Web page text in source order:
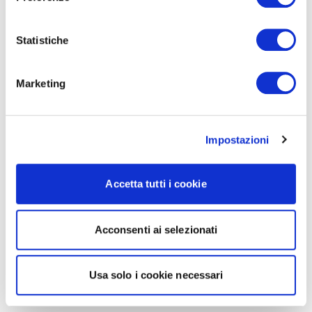
Statistiche
Marketing
Impostazioni
Accetta tutti i cookie
Acconsenti ai selezionati
Usa solo i cookie necessari